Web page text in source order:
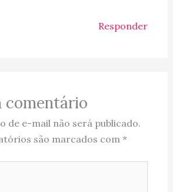
Responder
comentário
de e-mail não será publicado.
são marcados com *